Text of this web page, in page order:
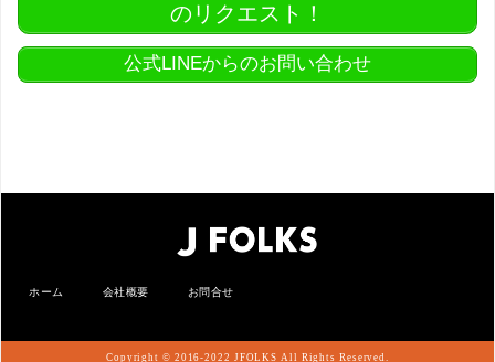
のリクエスト！
公式LINEからのお問い合わせ
ホーム 会社概要 お問合せ
Copyright © 2016-2022 JFOLKS All Rights Reserved.